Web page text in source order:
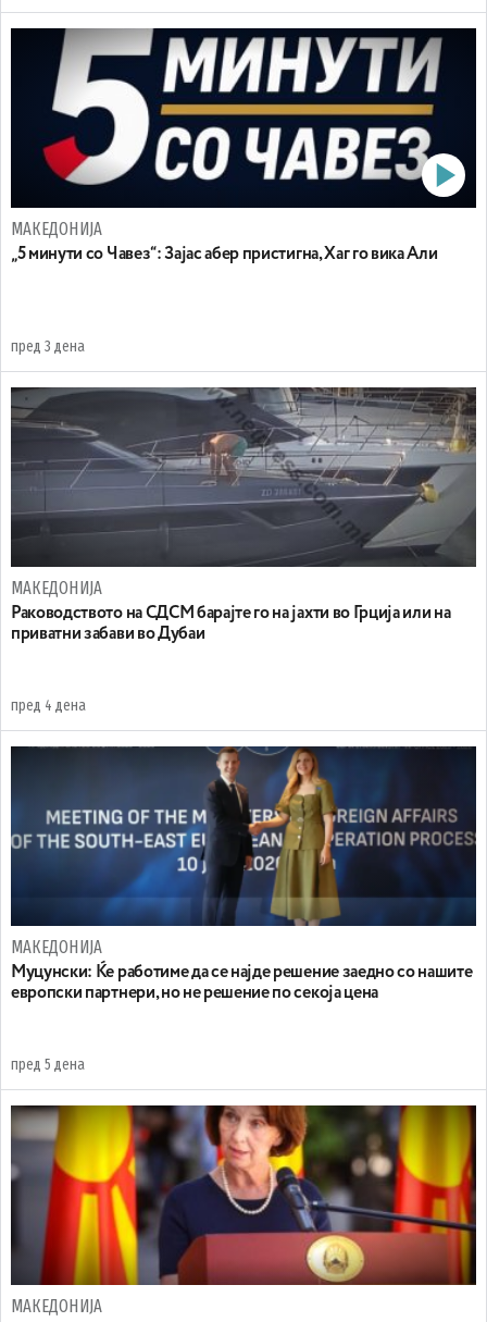
МАКЕДОНИЈА
„5 минути со Чавез“: Зајас абер пристигна, Хаг го вика Али
пред 3 дена
МАКЕДОНИЈА
Раководството на СДСМ барајте го на јахти во Грција или на
приватни забави во Дубаи
пред 4 дена
МАКЕДОНИЈА
Муцунски: Ќе работиме да се најде решение заедно со нашите
европски партнери, но не решение по секоја цена
пред 5 дена
МАКЕДОНИЈА